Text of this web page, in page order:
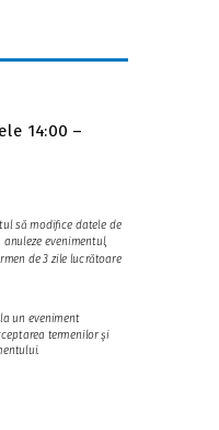
14:00 –
să modifice datele de
evenimentul,
de 3 zile lucrătoare
un eveniment
termenilor şi